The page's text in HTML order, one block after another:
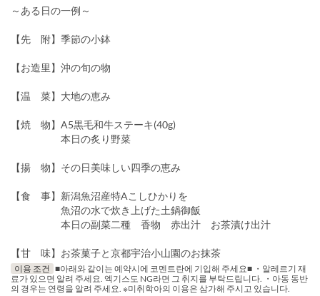
～ある日の一例～
【先 附】季節の小鉢
【お造里】沖の旬の物
【温 菜】大地の恵み
【焼 物】A5黒毛和牛ステーキ(40g)
本日の炙り野菜
【揚 物】その日美味しい四季の恵み
【食 事】新潟魚沼産特Aこしひかりを
魚沼の水で炊き上げた土鍋御飯
本日の副菜二種 香物 赤出汁 お茶漬け出汁
【甘 味】お茶菓子と京都宇治小山園のお抹茶
이용 조건 ■아래와 같이는 예약시에 코멘트란에 기입해 주세요■ ・알레르기 재
료가 있으면 알려 주세요. 엑기스도 NG라면 그 취지를 부탁드립니다. ・아동 동반
의 경우는 연령을 알려 주세요. ※미취학아의 이용은 삼가해 주시고 있습니다.